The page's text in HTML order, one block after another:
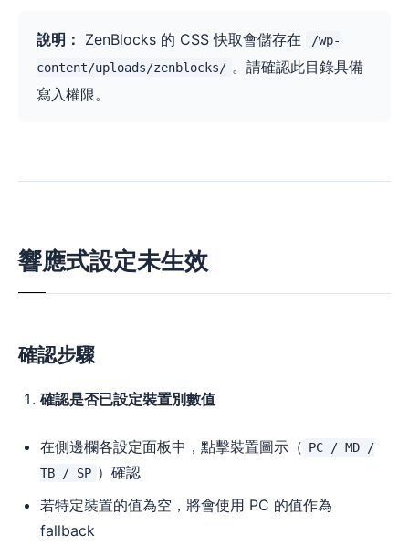
說明： ZenBlocks 的 CSS 快取會儲存在
/wp-
content/uploads/zenblocks/ 。請確認此目錄具備
寫入權限。
響應式設定未生效
確認步驟
確認是否已設定裝置別數值
在側邊欄各設定面板中，點擊裝置圖示（ PC / MD /
TB / SP ）確認
若特定裝置的值為空，將會使用 PC 的值作為
fallback